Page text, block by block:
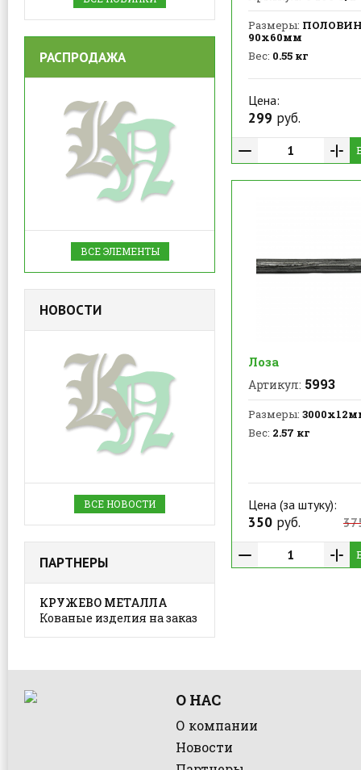
РАСПРОДАЖА
ВСЕ ЭЛЕМЕНТЫ
НОВОСТИ
ВСЕ НОВОСТИ
ПАРТНЕРЫ
КРУЖЕВО МЕТАЛЛА
Кованые изделия на заказ
Размеры:
90х60мм
Вес: 0.55 кг
Цена:
299 руб.
Лоза
Артикул: 5993
Размеры:
Вес: 2.57 кг
Цена (за штуку):
350 руб.
О НАС
О компании
Новости